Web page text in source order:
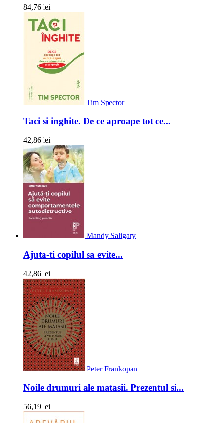
84,76 lei
Tim Spector
Taci si inghite. De ce aproape tot ce...
42,86 lei
Mandy Saligary
Ajuta-ti copilul sa evite...
42,86 lei
Peter Frankopan
Noile drumuri ale matasii. Prezentul si...
56,19 lei